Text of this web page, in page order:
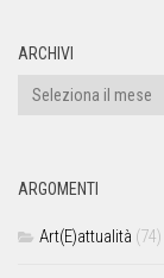
ARCHIVI
ARGOMENTI
Art(E)attualità (74)